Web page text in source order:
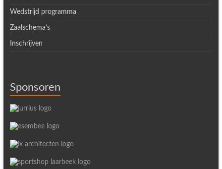
Wedstrijd programma
Zaalschema’s
Inschrijven
Sponsoren